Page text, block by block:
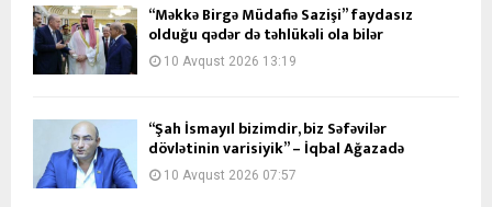
“Məkkə Birgə Müdafiə Sazişi” faydasız
olduğu qədər də təhlükəli ola bilər
10 Avqust 2026 13:19
“Şah İsmayıl bizimdir, biz Səfəvilər
dövlətinin varisiyik” – İqbal Ağazadə
10 Avqust 2026 07:57